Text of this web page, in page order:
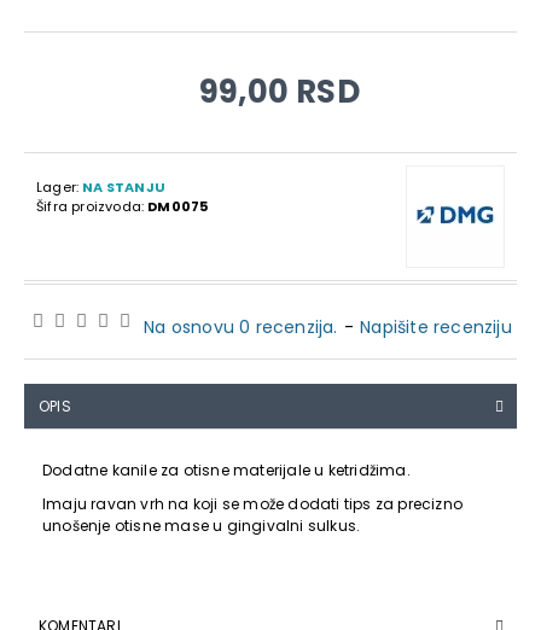
Lager: NA STANJU
Šifra proizvoda: DM0075
Na osnovu 0 recenzija. - Napišite recenziju
99,00 RSD
OPIS
Dodatne kanile za otisne materijale u ketridžima.
Imaju ravan vrh na koji se može dodati tips za precizno
unošenje otisne mase u gingivalni sulkus.
KOMENTARI